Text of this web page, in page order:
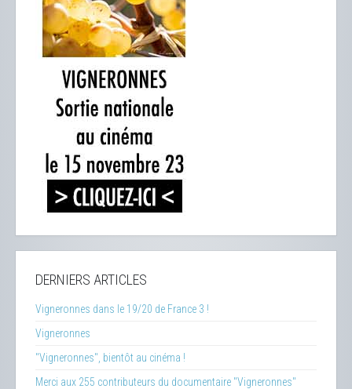
DERNIERS ARTICLES
Vigneronnes dans le 19/20 de France 3 !
Vigneronnes
"Vigneronnes", bientôt au cinéma !
Merci aux 255 contributeurs du documentaire "Vigneronnes"